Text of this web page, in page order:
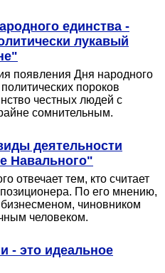
единства -
лукавый
появления Дня народного
пороков
честных людей с
сомнительным.
деятельности
Навального"
отвечает тем, кто считает
По его мнению,
чиновником
человеком.
- это идеальное